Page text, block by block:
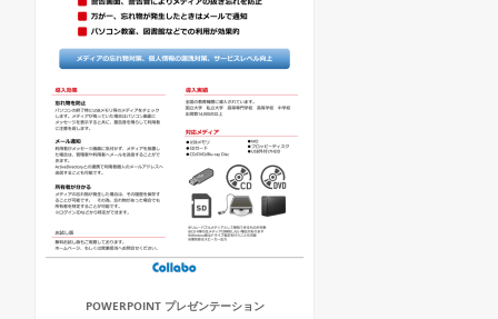
POWERPOINT プレゼンテーション